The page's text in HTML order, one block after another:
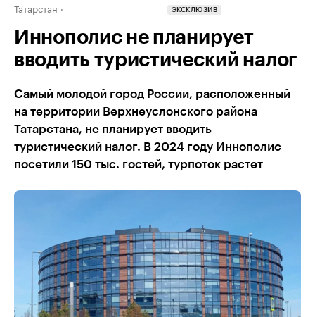
Татарстан ЭКСКЛЮЗИВ
Иннополис не планирует
вводить туристический налог
Самый молодой город России, расположенный
на территории Верхнеуслонского района
Татарстана, не планирует вводить
туристический налог. В 2024 году Иннополис
посетили 150 тыс. гостей, турпоток растет